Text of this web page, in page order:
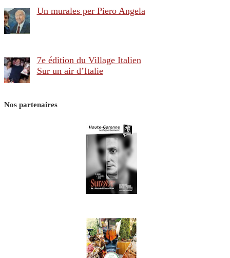
Un murales per Piero Angela
7e édition du Village Italien
Sur un air d’Italie
Nos partenaires